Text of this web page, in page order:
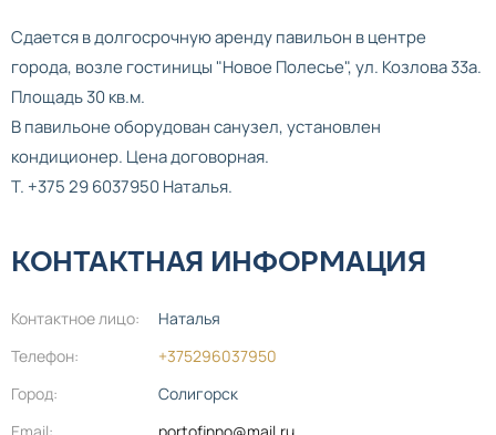
Сдается в долгосрочную аренду павильон в центре
города, возле гостиницы "Новое Полесье", ул. Козлова 33а.
Площадь 30 кв.м.
В павильоне оборудован санузел, установлен
кондиционер. Цена договорная.
Т. +375 29 6037950 Наталья.
КОНТАКТНАЯ ИНФОРМАЦИЯ
Контактное лицо:
Наталья
Телефон:
+375296037950
Город:
Солигорск